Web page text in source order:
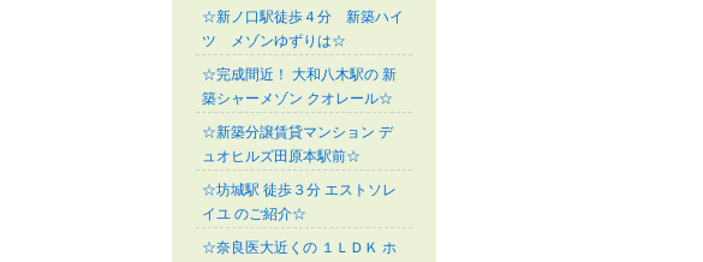
☆新ノ口駅徒歩４分 新築ハイ
ツ メゾンゆずりは☆
☆完成間近！ 大和八木駅の 新
築シャーメゾン クオレール☆
☆新築分譲賃貸マンション デ
ュオヒルズ田原本駅前☆
☆坊城駅 徒歩３分 エストソレ
イユ のご紹介☆
☆奈良医大近くの １ＬＤＫ ホ